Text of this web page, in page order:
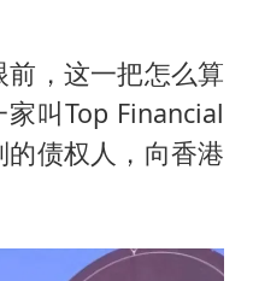
，这一把怎么算
叫Top Financial
债权人，向香港